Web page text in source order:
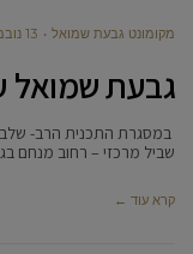
מקומונט גבעת שמואל 13 נובמבר, 2017
גבעת שמואל
במסגרת התכנית הרב-
שביל מרכזי – רחוב מנחם
קרא עוד ←